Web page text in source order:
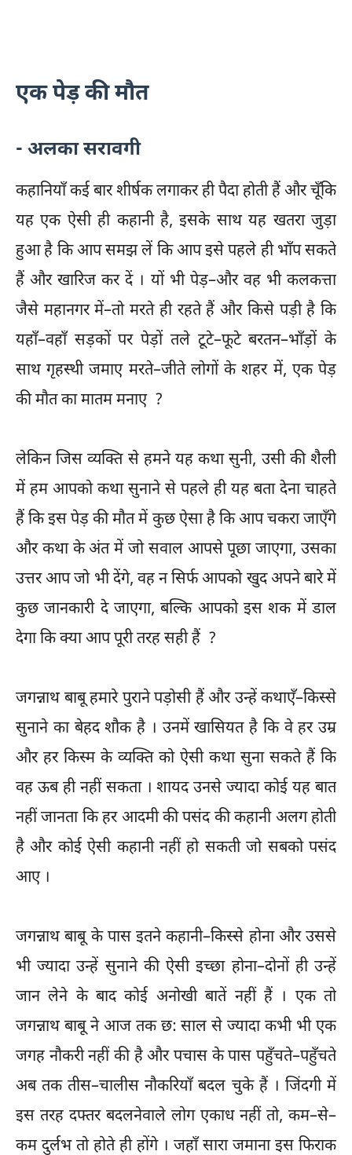
एक पेड़ की मौत
- अलका सरावगी
कहानियाँ कई बार शीर्षक लगाकर ही पैदा होती हैं और चूँकि
यह एक ऐसी ही कहानी है, इसके साथ यह खतरा जुड़ा
हुआ है कि आप समझ लें कि आप इसे पहले ही भाँप सकते
हैं और खारिज कर दें । यों भी पेड़–और वह भी कलकत्ता
जैसे महानगर में–तो मरते ही रहते हैं और किसे पड़ी है कि
यहाँ–वहाँ सड़कों पर पेड़ों तले टूटे–फूटे बरतन–भाँड़ों के
साथ गृहस्थी जमाए मरते–जीते लोगों के शहर में, एक पेड़
की मौत का मातम मनाए ?
लेकिन जिस व्यक्ति से हमने यह कथा सुनी, उसी की शैली
में हम आपको कथा सुनाने से पहले ही यह बता देना चाहते
हैं कि इस पेड़ की मौत में कुछ ऐसा है कि आप चकरा जाएँगे
और कथा के अंत में जो सवाल आपसे पूछा जाएगा, उसका
उत्तर आप जो भी देंगे, वह न सिर्फ आपको खुद अपने बारे में
कुछ जानकारी दे जाएगा, बल्कि आपको इस शक में डाल
देगा कि क्या आप पूरी तरह सही हैं ?
जगन्नाथ बाबू हमारे पुराने पड़ोसी हैं और उन्हें कथाएँ–किस्से
सुनाने का बेहद शौक है । उनमें खासियत है कि वे हर उम्र
और हर किस्म के व्यक्ति को ऐसी कथा सुना सकते हैं कि
वह ऊब ही नहीं सकता । शायद उनसे ज्यादा कोई यह बात
नहीं जानता कि हर आदमी की पसंद की कहानी अलग होती
है और कोई ऐसी कहानी नहीं हो सकती जो सबको पसंद
आए ।
जगन्नाथ बाबू के पास इतने कहानी–किस्से होना और उससे
भी ज्यादा उन्हें सुनाने की ऐसी इच्छा होना–दोनों ही उन्हें
जान लेने के बाद कोई अनोखी बातें नहीं हैं । एक तो
जगन्नाथ बाबू ने आज तक छ: साल से ज्यादा कभी भी एक
जगह नौकरी नहीं की है और पचास के पास पहुँचते–पहुँचते
अब तक तीस–चालीस नौकरियाँ बदल चुके हैं । जिंदगी में
इस तरह दफ्तर बदलनेवाले लोग एकाध नहीं तो, कम–से–
कम दुर्लभ तो होते ही होंगे । जहाँ सारा जमाना इस फिराक